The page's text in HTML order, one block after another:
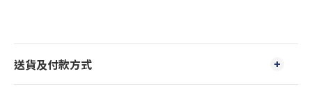
送貨及付款方式